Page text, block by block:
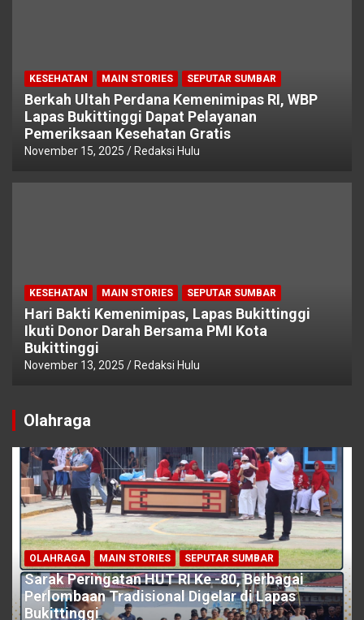
KESEHATAN MAIN STORIES SEPUTAR SUMBAR
Berkah Ultah Perdana Kemenimipas RI, WBP
Lapas Bukittinggi Dapat Pelayanan
Pemeriksaan Kesehatan Gratis
November 15, 2025 Redaksi Hulu
KESEHATAN MAIN STORIES SEPUTAR SUMBAR
Hari Bakti Kemenimipas, Lapas Bukittinggi
Ikuti Donor Darah Bersama PMI Kota
Bukittinggi
November 13, 2025 Redaksi Hulu
Olahraga
OLAHRAGA MAIN STORIES SEPUTAR SUMBAR
Sarak Peringatan HUT RI Ke -80, Berbagai
Perlombaan Tradisional Digelar di Lapas
Bukittinggi